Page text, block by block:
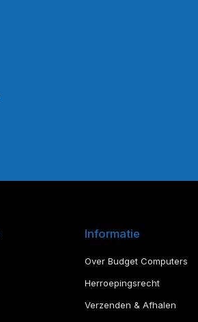
Informatie
Over Budget Computers
Herroepingsrecht
Verzenden & Afhalen